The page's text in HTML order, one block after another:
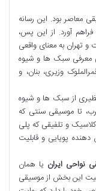
معاصر بود. این رسانه
آورد. از این پس،
تهران به معنای واقعی
معرفی سبک ها و شیوه
وزیری، بنان، و
از سبک ها و شیوه
تا موسیقی سنتی که
و تلفیقی که پلی
پویایی و قابلیت
نواحی ایران یا همان
این بخش از موسیقی